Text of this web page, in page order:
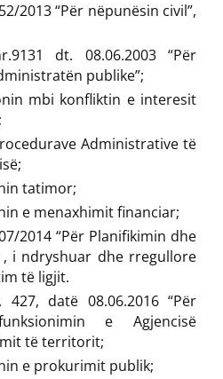
2013 “Për nëpunësin civil”,
dt. 08.06.2003 “Për
publike”;
mbi konfliktin e interesit
Administrative të
tatimor;
e menaxhimit financiar;
2014 “Për Planifikimin dhe
i ndryshuar dhe rregullore
të ligjit.
datë 08.06.2016 “Për
e Agjencisë
të territorit;
e prokurimit publik;